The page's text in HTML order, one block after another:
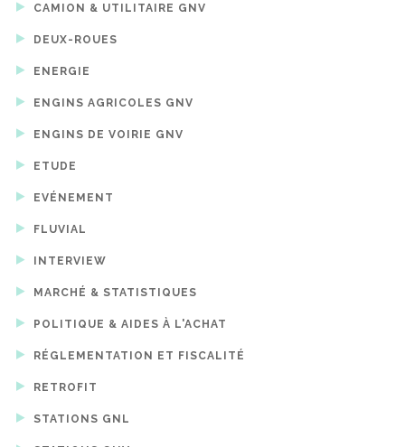
CAMION & UTILITAIRE GNV
DEUX-ROUES
ENERGIE
ENGINS AGRICOLES GNV
ENGINS DE VOIRIE GNV
ETUDE
EVÉNEMENT
FLUVIAL
INTERVIEW
MARCHÉ & STATISTIQUES
POLITIQUE & AIDES À L'ACHAT
RÉGLEMENTATION ET FISCALITÉ
RETROFIT
STATIONS GNL